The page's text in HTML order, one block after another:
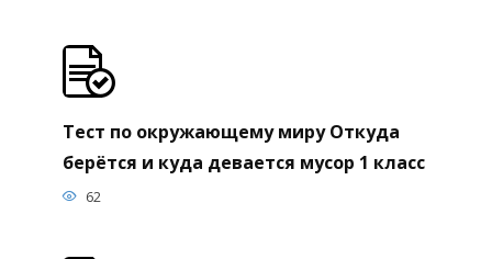
Тест по окружающему миру Откуда
берётся и куда девается мусор 1 класс
62